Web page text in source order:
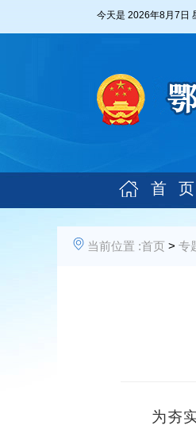
今天是 2026年8月7日
首 页
当前位置 :首页 > 专
为夯实